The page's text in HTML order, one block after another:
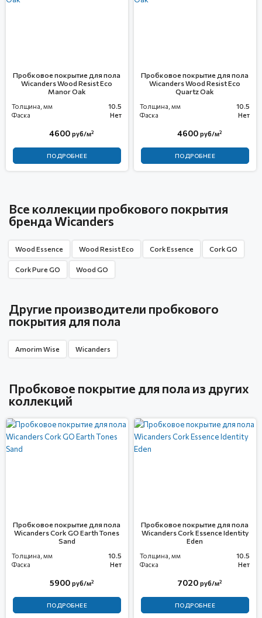
Пробковое покрытие для пола
Wicanders Wood Resist Eco
Manor Oak
Толщина, мм
10.5
Фаска
Нет
4600 руб/м2
ПОДРОБНЕЕ
Пробковое покрытие для пола
Wicanders Wood Resist Eco
Quartz Oak
Толщина, мм
10.5
Фаска
Нет
4600 руб/м2
ПОДРОБНЕЕ
Все коллекции пробкового покрытия
бренда Wicanders
Wood Essence Wood Resist Eco Cork Essence Cork GO
Cork Pure GO Wood GO
Другие производители пробкового
покрытия для пола
Amorim Wise Wicanders
Пробковое покрытие для пола из других
коллекций
Пробковое покрытие для пола
Wicanders Cork GO Earth Tones
Sand
Толщина, мм
10.5
Фаска
Нет
5900 руб/м2
ПОДРОБНЕЕ
Пробковое покрытие для пола
Wicanders Cork Essence Identity
Eden
Толщина, мм
10.5
Фаска
Нет
7020 руб/м2
ПОДРОБНЕЕ